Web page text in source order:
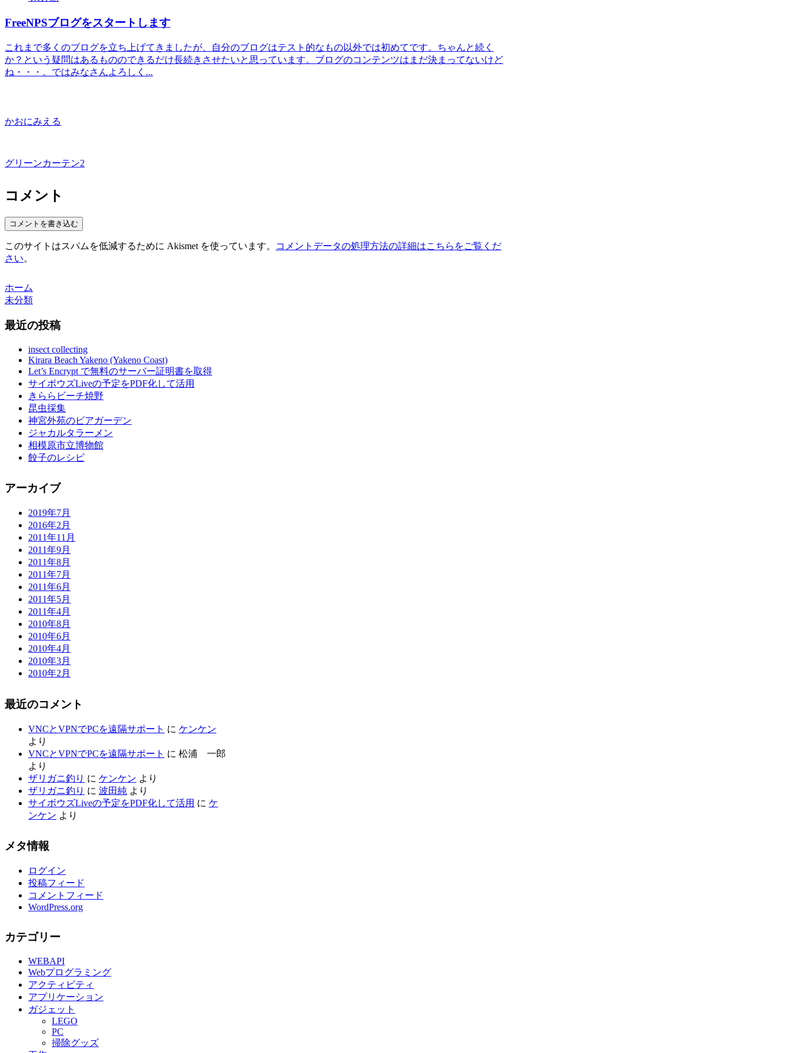
FreeNPSブログをスタートします
これまで多くのブログを立ち上げてきましたが、自分のブログはテスト的なもの以外では初めてです。ちゃんと続く
か？という疑問はあるもののできるだけ長続きさせたいと思っています。ブログのコンテンツはまだ決まってないけど
ね・・・。ではみなさんよろしく...
かおにみえる
グリーンカーテン2
コメント
コメントを書き込む
このサイトはスパムを低減するために Akismet を使っています。
コメントデータの処理方法の詳細はこちらをご覧くだ
さい。
ホーム
未分類
最近の投稿
insect collecting
Kirara Beach Yakeno (Yakeno Coast)
Let’s Encrypt で無料のサーバー証明書を取得
サイボウズLiveの予定をPDF化して活用
きららビーチ焼野
昆虫採集
神宮外苑のビアガーデン
ジャカルタラーメン
相模原市立博物館
餃子のレシピ
アーカイブ
2019年7月
2016年2月
2011年11月
2011年9月
2011年8月
2011年7月
2011年6月
2011年5月
2011年4月
2010年8月
2010年6月
2010年4月
2010年3月
2010年2月
最近のコメント
VNCとVPNでPCを遠隔サポート に ケンケン
より
VNCとVPNでPCを遠隔サポート に 松浦 一郎
より
ザリガニ釣り に ケンケン より
ザリガニ釣り に 波田純 より
サイボウズLiveの予定をPDF化して活用 に ケ
ンケン より
メタ情報
ログイン
投稿フィード
コメントフィード
WordPress.org
カテゴリー
WEBAPI
Webプログラミング
アクティビティ
アプリケーション
ガジェット
LEGO
PC
掃除グッズ